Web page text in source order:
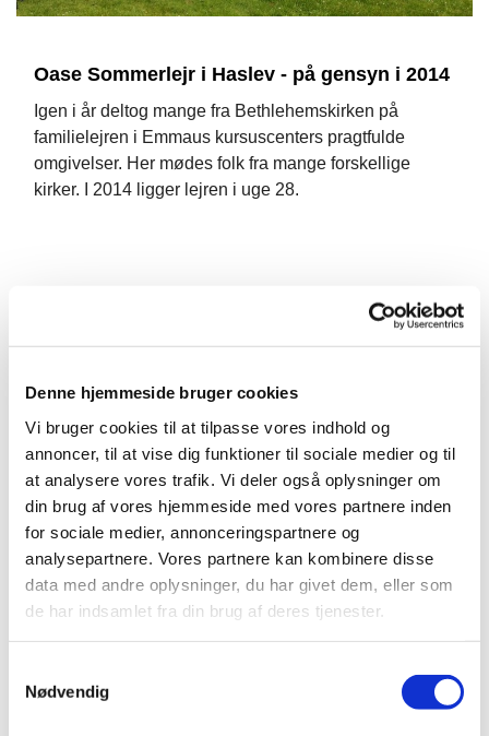
Denne hjemmeside bruger cookies
Vi bruger cookies til at tilpasse vores indhold og
annoncer, til at vise dig funktioner til sociale medier og til
at analysere vores trafik. Vi deler også oplysninger om
din brug af vores hjemmeside med vores partnere inden
for sociale medier, annonceringspartnere og
analysepartnere. Vores partnere kan kombinere disse
data med andre oplysninger, du har givet dem, eller som
de har indsamlet fra din brug af deres tjenester.
Nødvendig
Oase Sommerlejr i Haslev - på gensyn i 2014
Igen i år deltog mange fra Bethlehemskirken på
familielejren i Emmaus kursuscenters pragtfulde
omgivelser. Her mødes folk fra mange forskellige
kirker. I 2014 ligger lejren i uge 28.